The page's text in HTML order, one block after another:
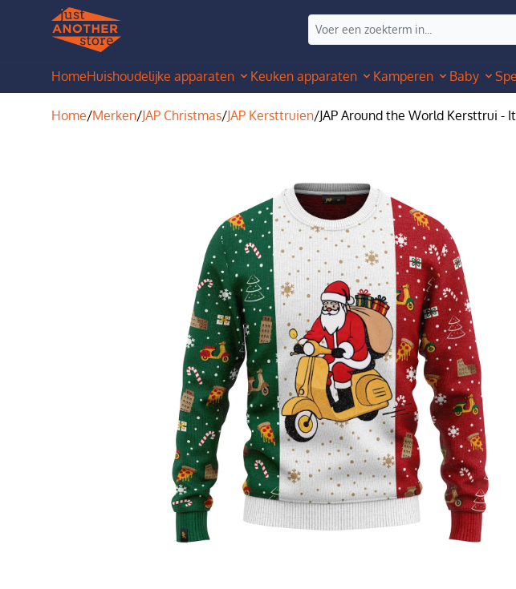
HomeHuishoudelijke apparaten Keuken apparaten Kamperen Baby
Home/Merken/JAP Christmas/JAP Kersttruien/JAP Around the World Kersttrui -